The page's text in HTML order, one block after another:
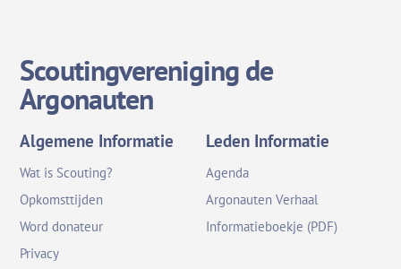
Scoutingvereniging de
Argonauten
Algemene Informatie
Wat is Scouting?
Opkomsttijden
Word donateur
Privacy
Leden Informatie
Agenda
Argonauten Verhaal
Informatieboekje (PDF)